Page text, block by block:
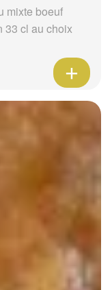
mixte boeuf
33 cl au choix